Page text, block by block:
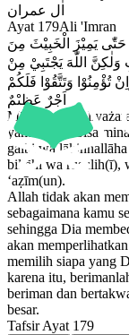
اٰل عمران
Ayat 179Ali 'Imran
حَتّٰى يَمِيْزَ الْخَبِيْثَ مِنَ
اللّٰهَ يَجْتَبِيْ مِنْ
وَتَتَّقُوْا فَلَكُمْ
اَجْرٌ عَظِيْمٌ
Mā kānallāhu
yamīzal-khabīṡa
gaibi wa
billāhi wa rusulih(ī),
‘aẓīm(un).
Allah tidak akan
sebagaimana kamu
sehingga Dia
akan
memilih siapa yang
karena itu,
beriman dan
besar.
Tafsir Ayat 179